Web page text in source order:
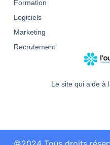
Le site qui aide à
Formation
Logiciels
Marketing
Recrutement